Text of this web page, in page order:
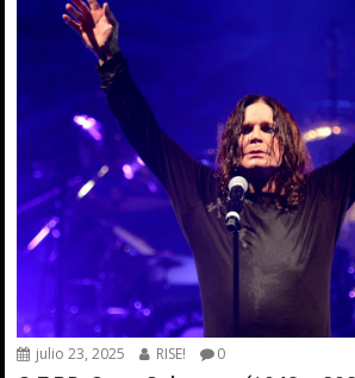
julio 23, 2025 RISE! 0